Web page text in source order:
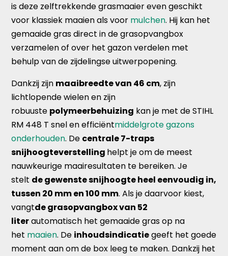
is deze zelftrekkende grasmaaier even geschikt
voor klassiek maaien als voor mulchen. Hij kan het
gemaaide gras direct in de grasopvangbox
verzamelen of over het gazon verdelen met
behulp van de zijdelingse uitwerpopening.
Dankzij zijn maaibreedte van 46 cm, zijn
lichtlopende wielen en zijn
robuuste polymeerbehuizing kan je met de STIHL
RM 448 T snel en efficiëntmiddelgrote gazons
onderhouden. De centrale 7-traps
snijhoogteverstelling helpt je om de meest
nauwkeurige maairesultaten te bereiken. Je
stelt de gewenste snijhoogte heel eenvoudig in,
tussen 20 mm en 100 mm. Als je daarvoor kiest,
vangtde grasopvangbox van 52
literautomatisch het gemaaide gras op na
het maaien. De inhoudsindicatiegeeft het goede
moment aan om de box leeg te maken. Dankzij het